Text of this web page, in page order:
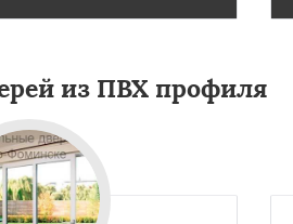
из ПВХ профиля